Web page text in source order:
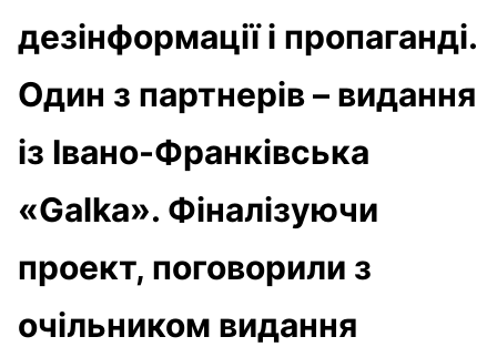
дезінформації і пропаганді.
Один з партнерів – видання
із Івано-Франківська
«Galka». Фіналізуючи
проект, поговорили з
очільником видання